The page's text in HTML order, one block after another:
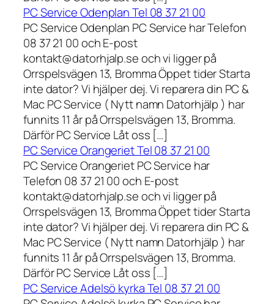
PC Service Odenplan Tel 08 37 21 00
PC Service Odenplan PC Service har Telefon
08 37 21 00 och E-post
kontakt@datorhjalp.se och vi ligger på
Orrspelsvägen 13, Bromma Öppet tider Starta
inte dator? Vi hjälper dej. Vi reparera din PC &
Mac PC Service ( Nytt namn Datorhjälp ) har
funnits 11 år på Orrspelsvägen 13, Bromma.
Därför PC Service Låt oss […]
PC Service Orangeriet Tel 08 37 21 00
PC Service Orangeriet PC Service har
Telefon 08 37 21 00 och E-post
kontakt@datorhjalp.se och vi ligger på
Orrspelsvägen 13, Bromma Öppet tider Starta
inte dator? Vi hjälper dej. Vi reparera din PC &
Mac PC Service ( Nytt namn Datorhjälp ) har
funnits 11 år på Orrspelsvägen 13, Bromma.
Därför PC Service Låt oss […]
PC Service Adelsö kyrka Tel 08 37 21 00